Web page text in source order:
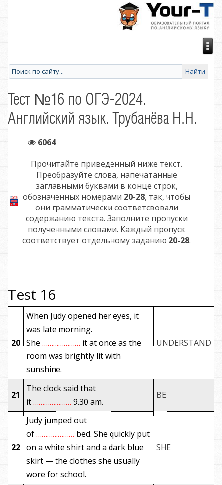
Тест №16 по ОГЭ-2024.
Английский язык. Трубанёва Н.Н.
6064
Прочитайте приведённый ниже текст.
Преобразуйте слова, напечатанные
заглавными буквами в конце строк,
обозначенных номерами 20-28, так, чтобы
они грамматически соответсвовали
содержанию текста. Заполните пропуски
полученными словами. Каждый пропуск
соответствует отдельному заданию 20-28.
Test 16
20
When Judy opened her eyes, it
was late morning.
She ………………… it at once as the
room was brightly lit with
sunshine.
UNDERSTAND
21
The clock said that
it………………… 9.30 am.
BE
22
Judy jumped out
of………………… bed. She quickly put
on a white shirt and a dark blue
skirt — the clothes she usually
wore for school.
SHE